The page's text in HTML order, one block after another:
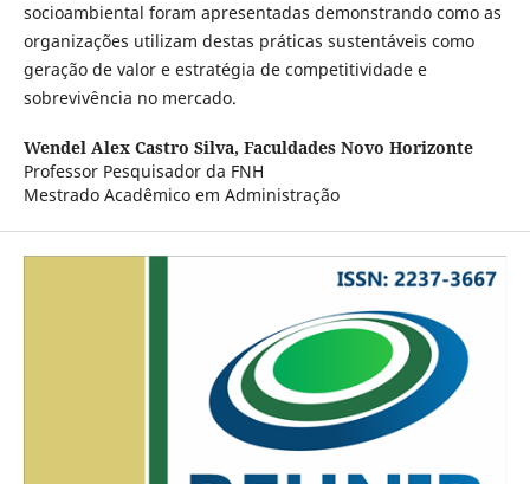
socioambiental foram apresentadas demonstrando como as
organizações utilizam destas práticas sustentáveis como
geração de valor e estratégia de competitividade e
sobrevivência no mercado.
Wendel Alex Castro Silva, Faculdades Novo Horizonte
Professor Pesquisador da FNH
Mestrado Acadêmico em Administração